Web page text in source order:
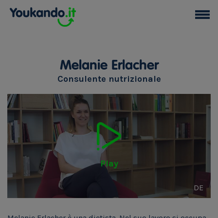
Melanie Erlacher
Consulente nutrizionale
Play
DE